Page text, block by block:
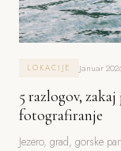
LOKACIJE Januar
5 razlogov,
fotografiranje
Jezero, grad, gorske